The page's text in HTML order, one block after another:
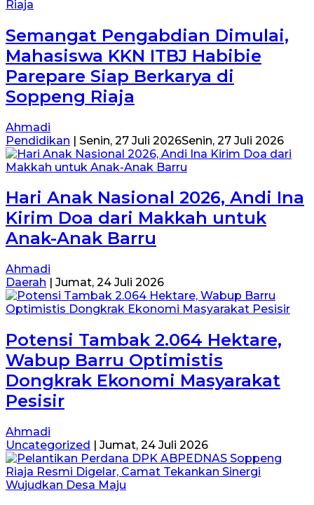
Semangat Pengabdian Dimulai,
Mahasiswa KKN ITBJ Habibie
Parepare Siap Berkarya di
Soppeng Riaja
Ahmadi
Pendidikan | Senin, 27 Juli 2026Senin, 27 Juli 2026
Hari Anak Nasional 2026, Andi Ina
Kirim Doa dari Makkah untuk
Anak-Anak Barru
Ahmadi
Daerah
Jumat, 24 Juli 2026
Potensi Tambak 2.064 Hektare,
Wabup Barru Optimistis
Dongkrak Ekonomi Masyarakat
Pesisir
Ahmadi
Uncategorized
Jumat, 24 Juli 2026